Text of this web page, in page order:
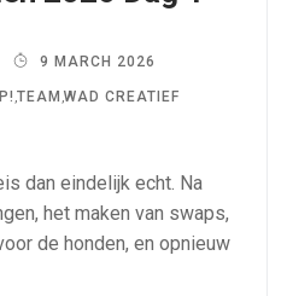
9 MARCH 2026
,TEAM ,WAD CREATIEF
dan eindelijk echt. Na
het maken van swaps,
de honden, en opnieuw